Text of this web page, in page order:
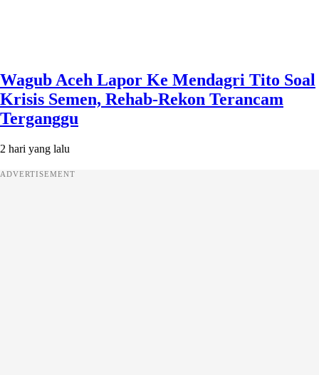
Wagub Aceh Lapor Ke Mendagri Tito Soal
Krisis Semen, Rehab-Rekon Terancam
Terganggu
2 hari yang lalu
ADVERTISEMENT